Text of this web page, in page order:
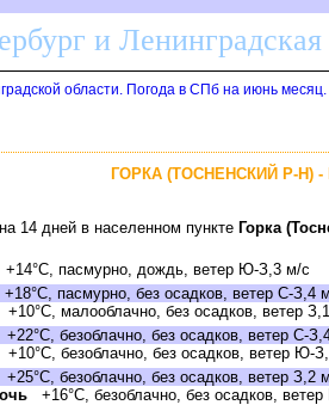
и Ленинградская
области. Погода в СПб на июнь
ГОРКА (ТОСНЕНСКИЙ Р-Н)
14 дней в населенном пункте Горка
+14°C, пасмурно, дождь, ветер Ю-З,3 м/с
+18°C, пасмурно, без осадков, ветер С-З,4
+10°C, малооблачно, без осадков, ветер
+22°C, безоблачно, без осадков, ветер С-
+10°C, безоблачно, без осадков, ветер Ю-
+25°C, безоблачно, без осадков, ветер З,2
+16°C, безоблачно, без осадков,